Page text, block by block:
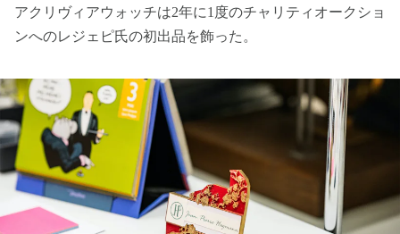
アクリヴィアウォッチは2年に1度のチャリティオークショ
ンへのレジェピ氏の初出品を飾った。